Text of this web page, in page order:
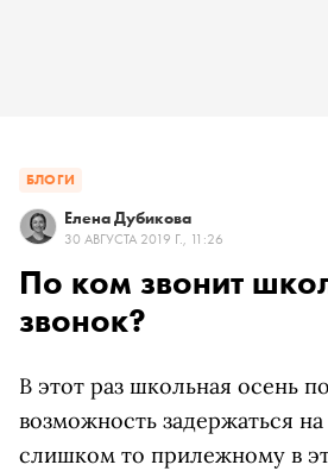
БЛОГИ
Елена Дубикова
30 АВГУСТА 2019 Г., 11:26
По ком звонит
звонок?
В этот раз школьная осень
возможность задержаться
слишком то прилежному в